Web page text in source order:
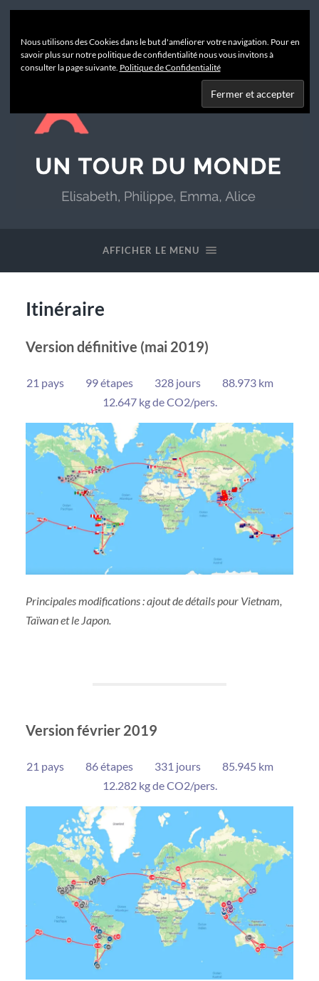
AFFICHER LE MENU
Itinéraire
Version définitive (mai 2019)
21 pays 99 étapes 328 jours 88.973 km
12.647 kg de CO2/pers.
Principales modifications : ajout de détails pour Vietnam,
Taïwan et le Japon.
Version février 2019
21 pays 86 étapes 331 jours 85.945 km
12.282 kg de CO2/pers.
Nous utilisons des Cookies dans le but d'améliorer votre navigation. Pour en
savoir plus sur notre politique de confidentialité nous vous invitons à
consulter la page suivante. Politique de Confidentialité